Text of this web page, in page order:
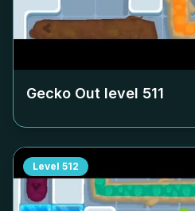
Gecko Out level 511
Level 512